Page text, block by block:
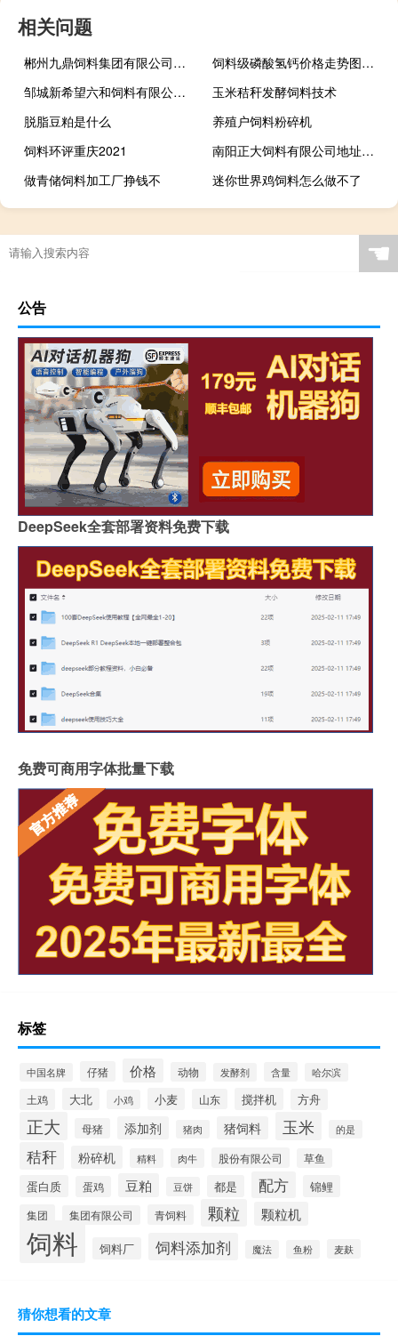
相关问题
郴州九鼎饲料集团有限公司招聘
饲料级磷酸氢钙价格走势图生意社
邹城新希望六和饲料有限公司拍卖
玉米秸秆发酵饲料技术
脱脂豆粕是什么
养殖户饲料粉碎机
饲料环评重庆2021
南阳正大饲料有限公司地址电话
做青储饲料加工厂挣钱不
迷你世界鸡饲料怎么做不了
☚
公告
DeepSeek全套部署资料免费下载
免费可商用字体批量下载
标签
中国名牌 仔猪 价格 动物 发酵剂 含量 哈尔滨
土鸡 大北 小鸡 小麦 山东 搅拌机 方舟
正大 母猪 添加剂 猪肉 猪饲料 玉米 的是
秸秆 粉碎机 精料 肉牛 股份有限公司 草鱼
蛋白质 蛋鸡 豆粕 豆饼 都是 配方 锦鲤
集团 集团有限公司 青饲料 颗粒 颗粒机
饲料 饲料厂 饲料添加剂 魔法 鱼粉 麦麸
猜你想看的文章